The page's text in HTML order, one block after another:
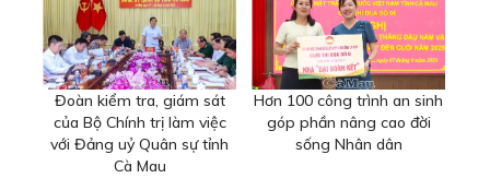
Đoàn kiểm tra, giám sát
của Bộ Chính trị làm việc
với Đảng uỷ Quân sự tỉnh
Cà Mau
Hơn 100 công trình an sinh
góp phần nâng cao đời
sống Nhân dân